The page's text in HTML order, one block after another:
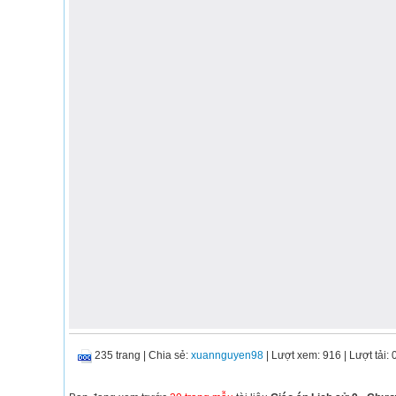
235 trang Chia sẻ: xuannguyen98 | Lượt xem: 916 | Lượt tải: